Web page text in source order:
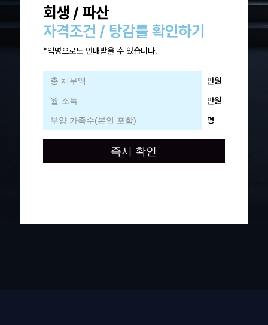
회생 / 파산
자격조건 / 탕감률 확인하기
*익명으로도 안내받을 수 있습니다.
만원
만원
명
즉시 확인